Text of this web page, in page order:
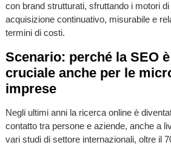
con brand strutturati, sfruttando i motori
acquisizione continuativo, misurabile e
termini di costi.
Scenario: perché la SEO
cruciale anche per le
imprese
Negli ultimi anni la ricerca online è
contatto tra persone e aziende, anche a
vari studi di settore internazionali, oltre il